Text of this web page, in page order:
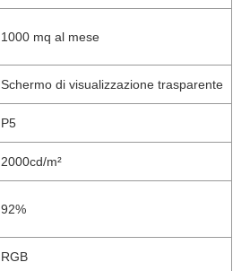
1000 mq al mese
Schermo di visualizzazione trasparente
P5
2000cd/m²
92%
RGB